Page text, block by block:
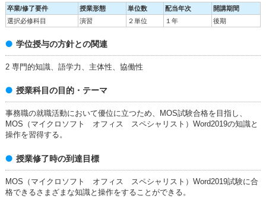
卒業/修了要件 授業形態 単位数 配当年次
開講期間
選択必修科目
演習 ２単位 １年 後期
学位授与の方針との関連
2 専門的知識、語学力、主体性、協働性
授業科目の目的・テーマ
事務職の就職活動において優位に立つため、MOS試験合格を目指し、
MOS（マイクロソフト オフィス スペシャリスト）Word2019の知識と
操作を習得する。
授業修了時の到達目標
MOS（マイクロソフト オフィス スペシャリスト）Word2019試験に合
格できるさまざまな知識と操作をすることができる。